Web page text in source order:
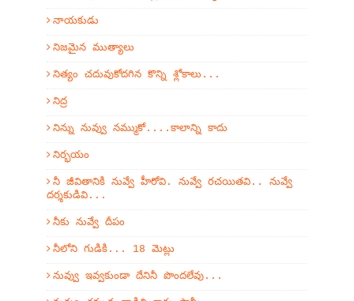
నాయకుడు
నిజమైన ముత్యాలు
నిత్యం చదువుకోదగిన కొన్ని శ్లోకాలు...
నిద్ర
నిన్ను నువ్వు నమ్ముకో....కాలాన్ని కాదు
నిర్భయం
నీ జీవితానికి నువ్వే హీరోవి. నువ్వే రచయితవి.. నువ్వే
దర్శకుడివి...
నీకు నువ్వే దీపం
నీలోని గుడికి... 18 మెట్లు
నువ్వు ఇవ్వకుండా దేనినీ పొందలేవు...